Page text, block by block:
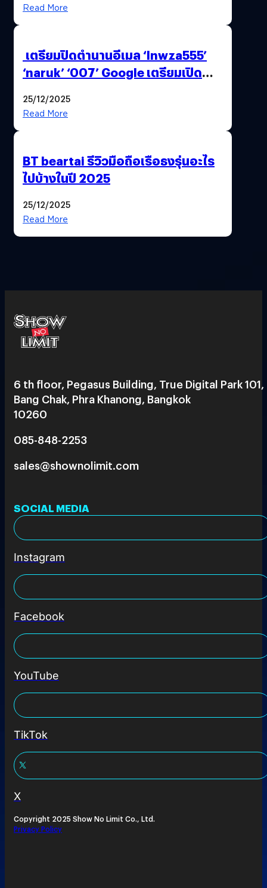
Read More
เตรียมปิดตำนานอีเมล ‘lnwza555’
‘naruk’ ‘007’ Google เตรียมเปิด
25/12/2025
Read More
BT beartai รีวิวมือถือเรือธงรุ่นอะไร
ไปบ้างในปี 2025
25/12/2025
Read More
6 th floor, Pegasus Building, True Digital Park 101,
Bang Chak, Phra Khanong, Bangkok
10260
085-848-2253
sales@shownolimit.com
SOCIAL MEDIA
Instagram
Facebook
YouTube
TikTok
X
Copyright 2025 Show No Limit Co., Ltd.
Privacy Policy